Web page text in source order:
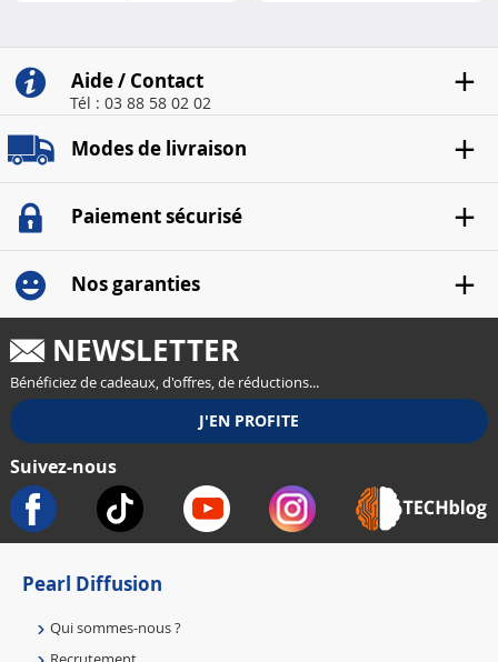
Aide / Contact
Tél : 03 88 58 02 02
Modes de livraison
Paiement sécurisé
Nos garanties
NEWSLETTER
Bénéficiez de cadeaux, d'offres, de réductions...
Suivez-nous
Pearl Diffusion
Qui sommes-nous ?